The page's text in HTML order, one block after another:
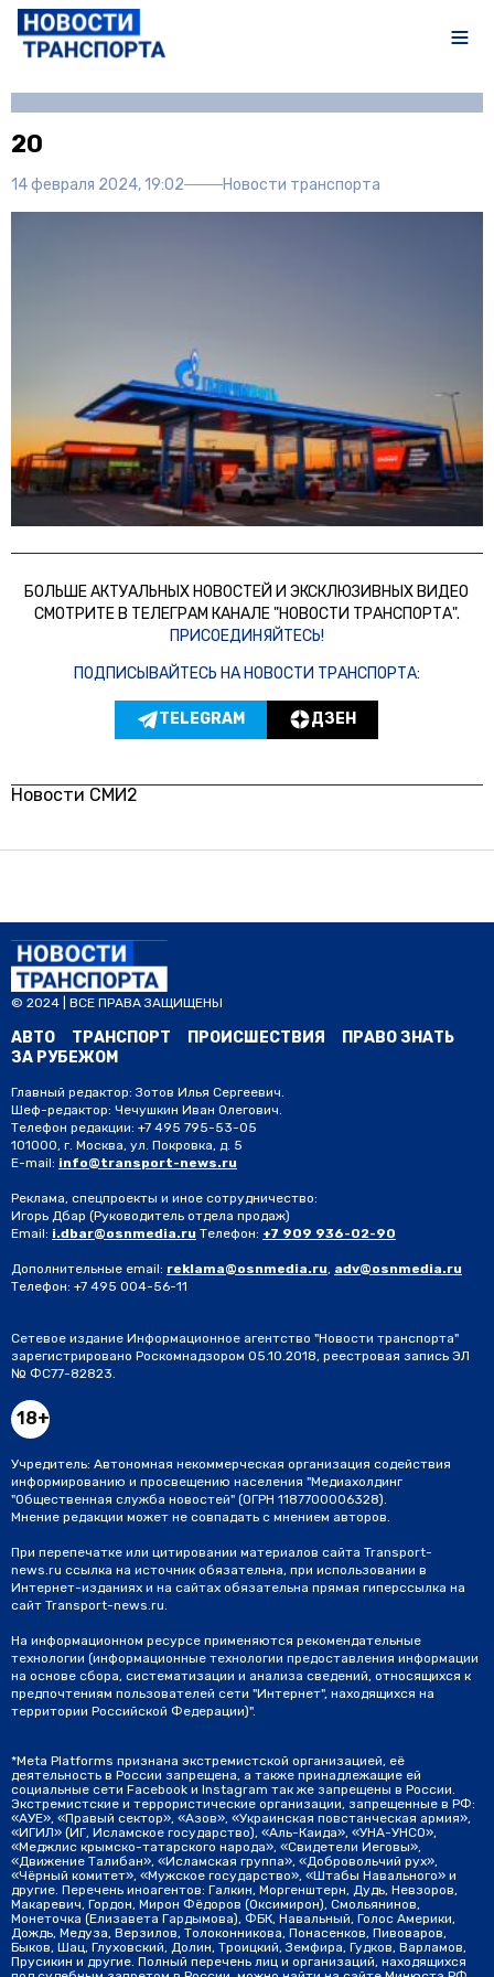
20
14 февраля 2024, 19:02 Новости транспорта
БОЛЬШЕ АКТУАЛЬНЫХ НОВОСТЕЙ И ЭКСКЛЮЗИВНЫХ ВИДЕО
СМОТРИТЕ В ТЕЛЕГРАМ КАНАЛЕ "НОВОСТИ ТРАНСПОРТА".
ПРИСОЕДИНЯЙТЕСЬ!
ПОДПИСЫВАЙТЕСЬ НА НОВОСТИ ТРАНСПОРТА:
TELEGRAM ДЗЕН
Новости СМИ2
© 2024 | ВСЕ ПРАВА ЗАЩИЩЕНЫ
АВТО ТРАНСПОРТ ПРОИСШЕСТВИЯ
ПРАВО ЗНАТЬ
ЗА РУБЕЖОМ
Главный редактор: Зотов Илья Сергеевич.
Шеф-редактор: Чечушкин Иван Олегович.
Телефон редакции: +7 495 795-53-05
101000, г. Москва, ул. Покровка, д. 5
E-mail: info@transport-news.ru
Реклама, спецпроекты и иное сотрудничество:
Игорь Дбар (Руководитель отдела продаж)
Email: i.dbar@osnmedia.ru Телефон: +7 909 936-02-90
Дополнительные email: reklama@osnmedia.ru, adv@osnmedia.ru
Телефон: +7 495 004-56-11
Сетевое издание Информационное агентство "Новости транспорта"
зарегистрировано Роскомнадзором 05.10.2018, реестровая запись ЭЛ
№ ФС77-82823.
18+
Учредитель: Автономная некоммерческая организация содействия
информированию и просвещению населения "Медиахолдинг
"Общественная служба новостей" (ОГРН 1187700006328).
Мнение редакции может не совпадать с мнением авторов.
При перепечатке или цитировании материалов сайта Transport-
news.ru ссылка на источник обязательна, при использовании в
Интернет-изданиях и на сайтах обязательна прямая гиперссылка на
сайт Transport-news.ru.
На информационном ресурсе применяются рекомендательные
технологии (информационные технологии предоставления информации
на основе сбора, систематизации и анализа сведений, относящихся к
предпочтениям пользователей сети "Интернет", находящихся на
территории Российской Федерации)".
*Meta Platforms признана экстремистской организацией, её
деятельность в России запрещена, а также принадлежащие ей
социальные сети Facebook и Instagram так же запрещены в России.
Экстремистские и террористические организации, запрещенные в РФ:
«АУЕ», «Правый сектор», «Азов», «Украинская повстанческая армия»,
«ИГИЛ» (ИГ, Исламское государство), «Аль-Каида», «УНА-УНСО»,
«Меджлис крымско-татарского народа», «Свидетели Иеговы»,
«Движение Талибан», «Исламская группа», «Добровольчий рух»,
«Чёрный комитет», «Мужское государство», «Штабы Навального» и
другие. Перечень иноагентов: Галкин, Моргенштерн, Дудь, Невзоров,
Макаревич, Гордон, Мирон Фёдоров (Оксимирон), Смольянинов,
Монеточка (Елизавета Гардымова), ФБК, Навальный, Голос Америки,
Дождь, Медуза, Верзилов, Толоконникова, Понасенков, Пивоваров,
Быков, Шац, Глуховский, Долин, Троицкий, Земфира, Гудков, Варламов,
Прусикин и другие. Полный перечень лиц и организаций, находящихся